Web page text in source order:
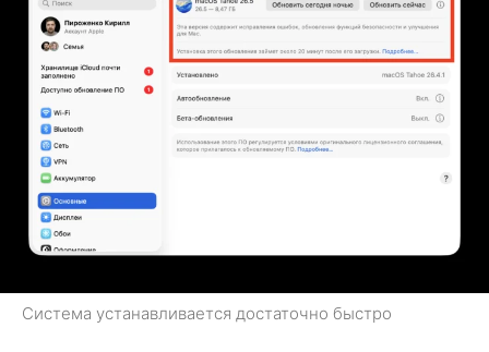
Система устанавливается достаточно быстро